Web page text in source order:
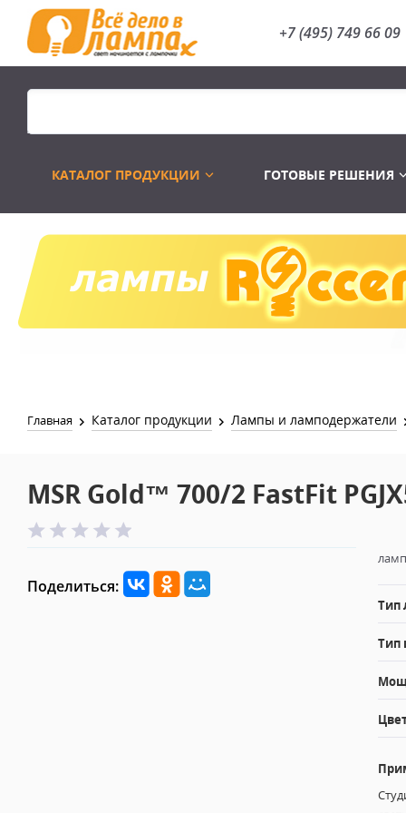
+7 (495) 749 66 09
КАТАЛОГ ПРОДУКЦИИ
Распродажа Лампы
ГОТОВЫЕ РЕШЕНИЯ
Главная Каталог продукции Лампы и ламподержатели
MSR Gold™ 700/2 FastFit
Поделиться:
Тип
Тип